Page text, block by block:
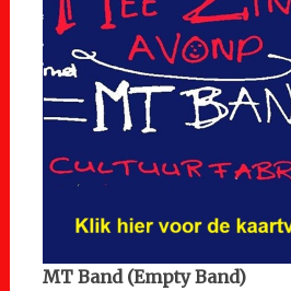
MT Band (Empty Band)